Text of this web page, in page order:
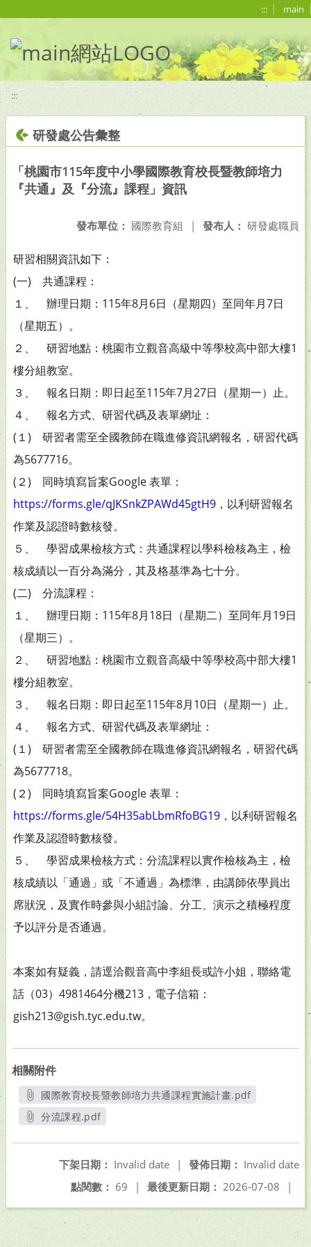
::: main
:::
研發處公告彙整
「桃園市115年度中小學國際教育校長暨教師培力
『共通』及『分流』課程」資訊
發布人： 研發處職員
發布單位： 國際教育組 |
研習相關資訊如下：
(一) 共通課程：
１、 辦理日期：115年8月6日（星期四）至同年月7日
（星期五）。
２、 研習地點：桃園市立觀音高級中等學校高中部大樓1
樓分組教室。
３、 報名日期：即日起至115年7月27日（星期一）止。
４、 報名方式、研習代碼及表單網址：
(１) 研習者需至全國教師在職進修資訊網報名，研習代碼
為5677716。
(２) 同時填寫旨案Google 表單：
https://forms.gle/qJKSnkZPAWd45gtH9 ，以利研習報名
作業及認證時數核發。
５、 學習成果檢核方式：共通課程以學科檢核為主，檢
核成績以一百分為滿分，其及格基準為七十分。
(二) 分流課程：
１、 辦理日期：115年8月18日（星期二）至同年月19日
（星期三）。
２、 研習地點：桃園市立觀音高級中等學校高中部大樓1
樓分組教室。
３、 報名日期：即日起至115年8月10日（星期一）止。
４、 報名方式、研習代碼及表單網址：
(１) 研習者需至全國教師在職進修資訊網報名，研習代碼
為5677718。
(２) 同時填寫旨案Google 表單：
https://forms.gle/54H35abLbmRfoBG19 ，以利研習報名
作業及認證時數核發。
５、 學習成果檢核方式：分流課程以實作檢核為主，檢
核成績以「通過」或「不通過」為標準，由講師依學員出
席狀況，及實作時參與小組討論、分工、演示之積極程度
予以評分是否通過。
本案如有疑義，請逕洽觀音高中李組長或許小姐，聯絡電
話（03）4981464分機213，電子信箱：
gish213@gish.tyc.edu.tw。
相關附件
國際教育校長暨教師培力共通課程實施計畫.pdf
分流課程.pdf
發佈日期： Invalid date
下架日期： Invalid date
|
最後更新日期： 2026-07-08 |
點閱數： 69 |